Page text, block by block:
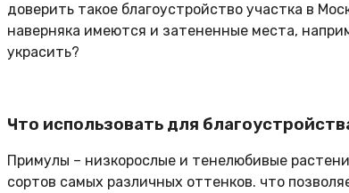
доверить такое благоустройство участка в
наверняка имеются и затененные места,
украсить?
Что использовать для
Примулы – низкорослые и тенелюбивые
сортов самых различных оттенков. что